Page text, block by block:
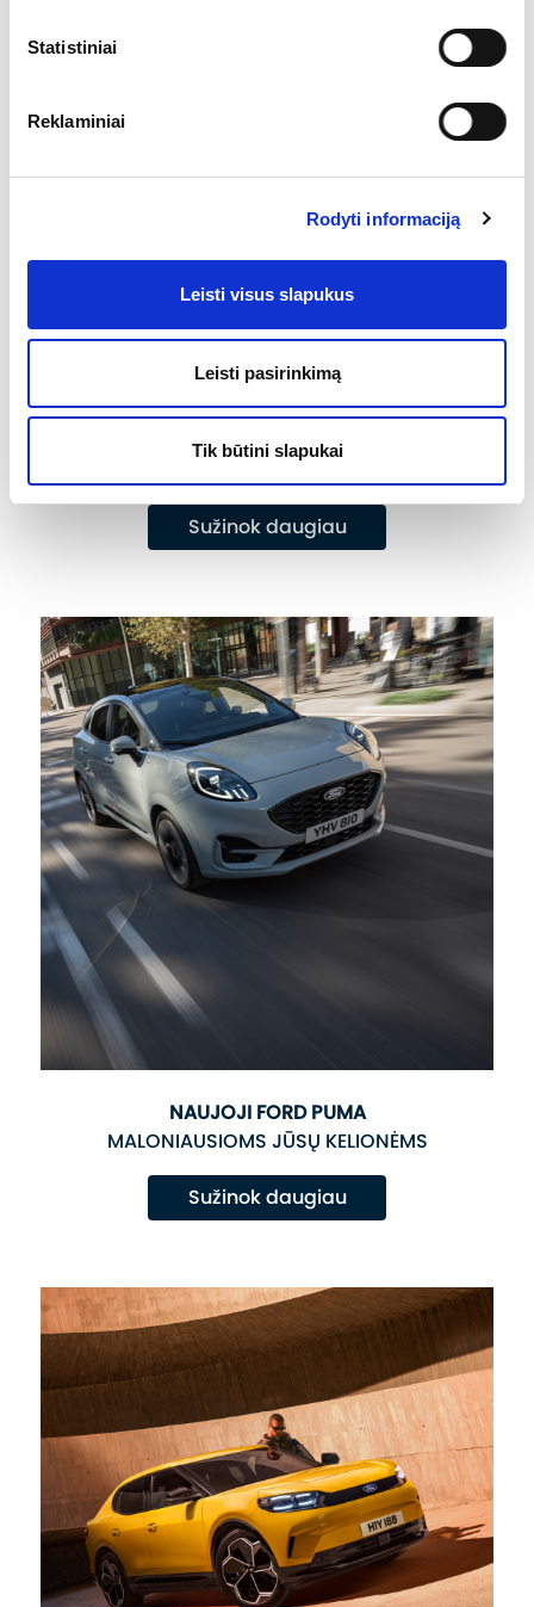
Statistiniai
Reklaminiai
Rodyti informaciją
Leisti visus slapukus
Leisti pasirinkimą
Tik būtini slapukai
NAUJOJI ELEKTRINĖ FORD PUMA GEN-E
Sužinok daugiau
NAUJOJI FORD PUMA
MALONIAUSIOMS JŪSŲ KELIONĖMS
Sužinok daugiau